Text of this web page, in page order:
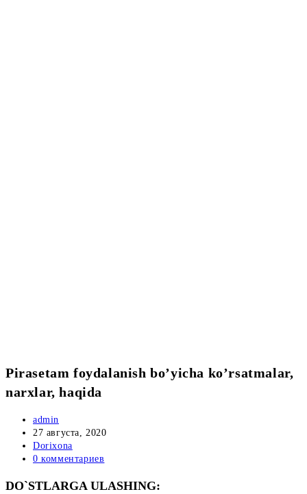
Pirasetam foydalanish bo’yicha ko’rsatmalar,
narxlar, haqida
Автор
записи:
admin
Запись
опубликована:
27 августа, 2020
Рубрика
записи:
Dorixona
Комментарии
записи:
0 комментариев
DO`STLARGA ULASHING: